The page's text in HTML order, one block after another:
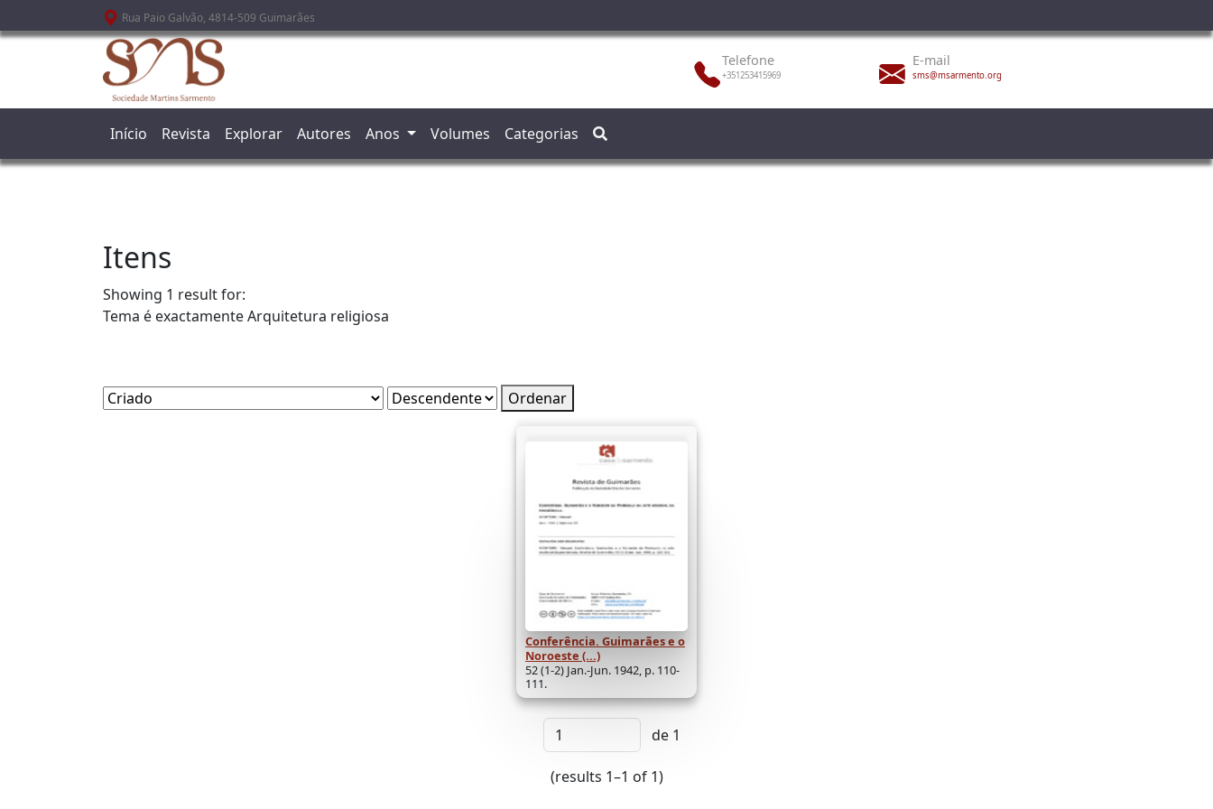
Passar para o conteúdo principal
Rua Paio Galvão, 4814-509 Guimarães
Telefone
+351253415969
E-mail
sms@msarmento.org
Início Revista Explorar Autores Anos Volumes Categorias
Itens
Showing 1 result for:
Tema é exactamenteArquitetura religiosa
Ordenar
Conferência. Guimarães e o
Noroeste (...)
52 (1-2) Jan.-Jun. 1942, p. 110-
111.
de 1
(results 1–1 of 1)